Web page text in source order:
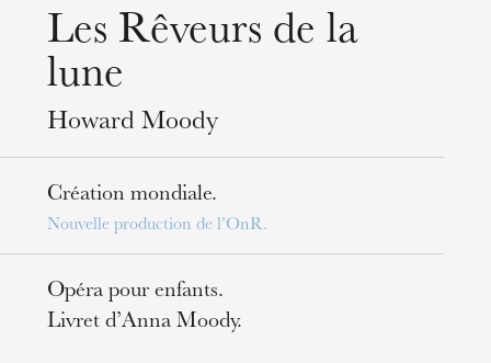
mercredi 19 août 2026
Les Rêveurs de la
lune
Howard Moody
Création mondiale.
Nouvelle production de l’OnR.
Opéra pour enfants.
Livret d’Anna Moody.